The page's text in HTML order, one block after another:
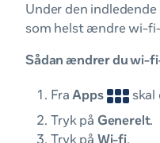
Under den
som helst ændre wi-
Sådan ændrer du wi-
FraApps skal
Tryk på Generelt.
Tryk på Wi-fi.